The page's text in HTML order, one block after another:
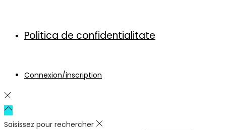
Politica de confidentialitate
Connexion/inscription
Saisissez pour rechercher